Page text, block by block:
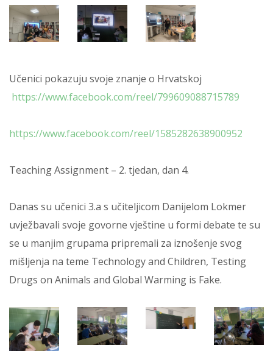
Učenici pokazuju svoje znanje o Hrvatskoj
https://www.facebook.com/reel/799609088715789
https://www.facebook.com/reel/1585282638900952
Teaching Assignment – 2. tjedan, dan 4.
Danas su učenici 3.a s učiteljicom Danijelom Lokmer
uvježbavali svoje govorne vještine u formi debate te su
se u manjim grupama pripremali za iznošenje svog
mišljenja na teme Technology and Children, Testing
Drugs on Animals and Global Warming is Fake.